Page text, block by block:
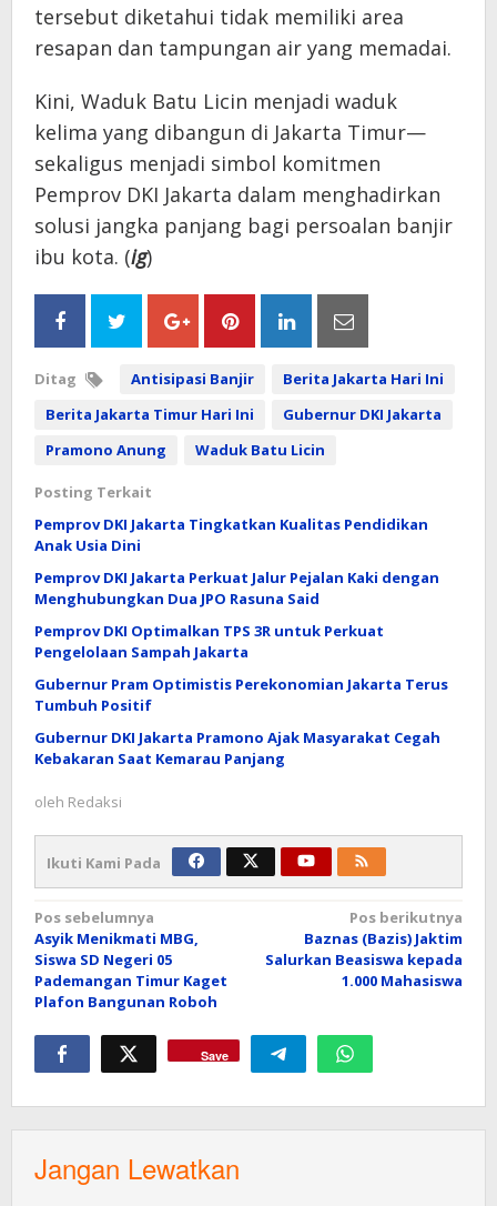
tersebut diketahui tidak memiliki area
resapan dan tampungan air yang memadai.
Kini, Waduk Batu Licin menjadi waduk
kelima yang dibangun di Jakarta Timur—
sekaligus menjadi simbol komitmen
Pemprov DKI Jakarta dalam menghadirkan
solusi jangka panjang bagi persoalan banjir
ibu kota. (ig)
Ditag Antisipasi Banjir
Berita Jakarta Hari Ini
Berita Jakarta Timur Hari Ini
Gubernur DKI Jakarta
Pramono Anung
Waduk Batu Licin
Posting Terkait
Pemprov DKI Jakarta Tingkatkan Kualitas Pendidikan
Anak Usia Dini
Pemprov DKI Jakarta Perkuat Jalur Pejalan Kaki dengan
Menghubungkan Dua JPO Rasuna Said
Pemprov DKI Optimalkan TPS 3R untuk Perkuat
Pengelolaan Sampah Jakarta
Gubernur Pram Optimistis Perekonomian Jakarta Terus
Tumbuh Positif
Gubernur DKI Jakarta Pramono Ajak Masyarakat Cegah
Kebakaran Saat Kemarau Panjang
oleh Redaksi
Ikuti Kami Pada
Navigasi
pos
Pos sebelumnya
Asyik Menikmati MBG,
Siswa SD Negeri 05
Pademangan Timur Kaget
Plafon Bangunan Roboh
Pos berikutnya
Baznas (Bazis) Jaktim
Salurkan Beasiswa kepada
1.000 Mahasiswa
Save
Jangan Lewatkan